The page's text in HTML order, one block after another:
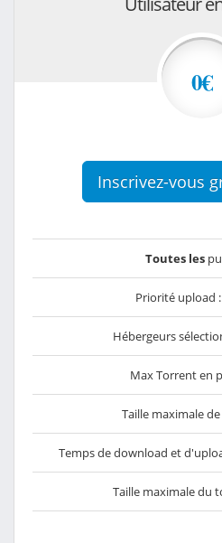
0€
Inscrivez-vous
Toutes les
Priorité upload :
Hébergeurs
Max Torrent en
Taille maximale
Temps de download et
Taille maximale du